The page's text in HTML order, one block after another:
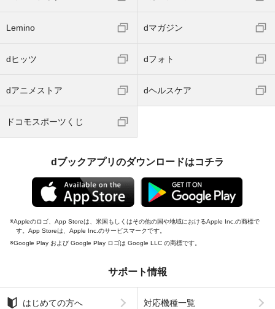
Lemino dマガジン
dヒッツ dフォト
dアニメストア dヘルスケア
ドコモスポーツくじ
dブックアプリのダウンロードはコチラ
Appleのロゴ、App Storeは、米国もしくはその他の国や地域におけるApple Inc.の商標で
す。App Storeは、Apple Inc.のサービスマークです。
Google Play および Google Play ロゴは Google LLC の商標です。
サポート情報
はじめての方へ 対応機種一覧